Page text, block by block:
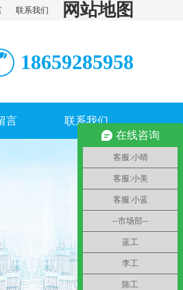
联系我们 网站地图
18659285958
言 联系我们
在线咨询
客服:小晴
客服:小美
客服:小蓝
--市场部--
蓝工
李工
陈工